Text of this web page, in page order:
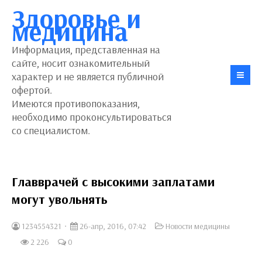
Здоровье и
медицина
Информация, представленная на
сайте, носит ознакомительный
характер и не является публичной
офертой.
Имеются противопоказания,
необходимо проконсультироваться
со специалистом.
Главврачей с высокими заплатами
могут увольнять
1234554321 26-апр, 2016, 07:42
Новости медицины
2 226
0